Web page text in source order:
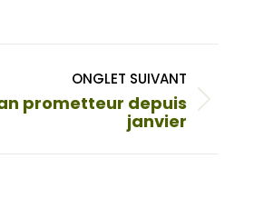
ONGLET SUIVANT
prometteur depuis
janvier